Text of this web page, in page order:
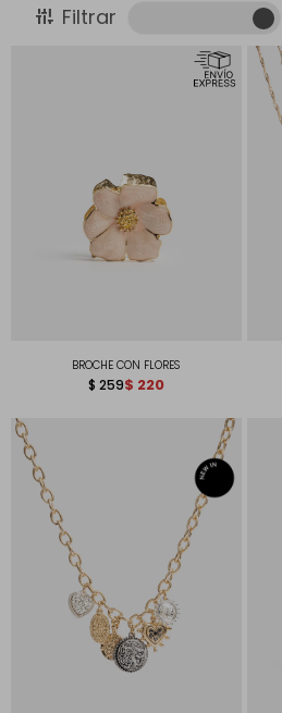
BROCHE CON FLORES
$ 259$ 220